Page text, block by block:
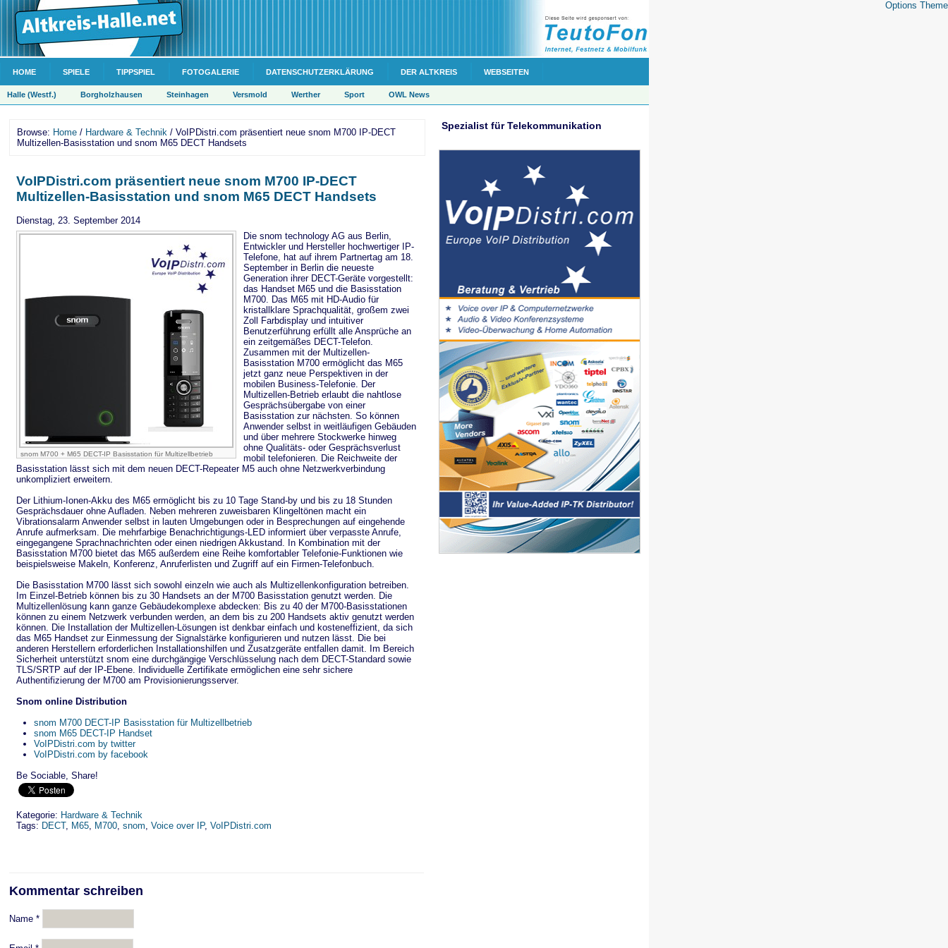
HOME SPIELE TIPPSPIEL FOTOGALERIE DATENSCHUTZERKLÄRUNG DER ALTKREIS WEBSEITEN
Halle (Westf.) Borgholzhausen Steinhagen Versmold Werther Sport OWL News
Browse: Home / Hardware & Technik / VoIPDistri.com präsentiert neue snom M700 IP-DECT
Multizellen-Basisstation und snom M65 DECT Handsets
VoIPDistri.com präsentiert neue snom M700 IP-DECT
Multizellen-Basisstation und snom M65 DECT Handsets
Dienstag, 23. September 2014
snom M700 + M65 DECT-IP Basisstation für Multizellbetrieb
Die snom technology AG aus Berlin,
Entwickler und Hersteller hochwertiger IP-
Telefone, hat auf ihrem Partnertag am 18.
September in Berlin die neueste
Generation ihrer DECT-Geräte vorgestellt:
das Handset M65 und die Basisstation
M700. Das M65 mit HD-Audio für
kristallklare Sprachqualität, großem zwei
Zoll Farbdisplay und intuitiver
Benutzerführung erfüllt alle Ansprüche an
ein zeitgemäßes DECT-Telefon.
Zusammen mit der Multizellen-
Basisstation M700 ermöglicht das M65
jetzt ganz neue Perspektiven in der
mobilen Business-Telefonie. Der
Multizellen-Betrieb erlaubt die nahtlose
Gesprächsübergabe von einer
Basisstation zur nächsten. So können
Anwender selbst in weitläufigen Gebäuden
und über mehrere Stockwerke hinweg
ohne Qualitäts- oder Gesprächsverlust
mobil telefonieren. Die Reichweite der
Basisstation lässt sich mit dem neuen DECT-Repeater M5 auch ohne Netzwerkverbindung
unkompliziert erweitern.
Der Lithium-Ionen-Akku des M65 ermöglicht bis zu 10 Tage Stand-by und bis zu 18 Stunden
Gesprächsdauer ohne Aufladen. Neben mehreren zuweisbaren Klingeltönen macht ein
Vibrationsalarm Anwender selbst in lauten Umgebungen oder in Besprechungen auf eingehende
Anrufe aufmerksam. Die mehrfarbige Benachrichtigungs-LED informiert über verpasste Anrufe,
eingegangene Sprachnachrichten oder einen niedrigen Akkustand. In Kombination mit der
Basisstation M700 bietet das M65 außerdem eine Reihe komfortabler Telefonie-Funktionen wie
beispielsweise Makeln, Konferenz, Anruferlisten und Zugriff auf ein Firmen-Telefonbuch.
Die Basisstation M700 lässt sich sowohl einzeln wie auch als Multizellenkonfiguration betreiben.
Im Einzel-Betrieb können bis zu 30 Handsets an der M700 Basisstation genutzt werden. Die
Multizellenlösung kann ganze Gebäudekomplexe abdecken: Bis zu 40 der M700-Basisstationen
können zu einem Netzwerk verbunden werden, an dem bis zu 200 Handsets aktiv genutzt werden
können. Die Installation der Multizellen-Lösungen ist denkbar einfach und kosteneffizient, da sich
das M65 Handset zur Einmessung der Signalstärke konfigurieren und nutzen lässt. Die bei
anderen Herstellern erforderlichen Installationshilfen und Zusatzgeräte entfallen damit. Im Bereich
Sicherheit unterstützt snom eine durchgängige Verschlüsselung nach dem DECT-Standard sowie
TLS/SRTP auf der IP-Ebene. Individuelle Zertifikate ermöglichen eine sehr sichere
Authentifizierung der M700 am Provisionierungsserver.
Snom online Distribution
snom M700 DECT-IP Basisstation für Multizellbetrieb
snom M65 DECT-IP Handset
VoIPDistri.com by twitter
VoIPDistri.com by facebook
Be Sociable, Share!
Kategorie: Hardware & Technik
Tags: DECT, M65, M700, snom, Voice over IP, VoIPDistri.com
Kommentar schreiben
Name *
Spezialist für Telekommunikation
Options Theme